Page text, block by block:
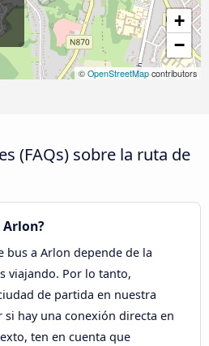
+
−
© OpenStreetMap contributors
(FAQs) sobre la ruta de
Arlon?
bus a Arlon depende de la
viajando. Por lo tanto,
de partida en nuestra
hay una conexión directa en
ten en cuenta que